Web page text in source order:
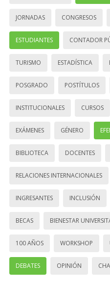
JORNADAS CONGRESOS
ESTUDIANTES CONTADOR
TURISMO ESTADÍSTICA
POSGRADO POSTÍTULOS
INSTITUCIONALES CURSOS
EXÁMENES GÉNERO
BIBLIOTECA DOCENTES
RELACIONES INTERNACIONALES
INGRESANTES INCLUSIÓN
BECAS BIENESTAR
100 AÑOS WORKSHOP
DEBATES OPINIÓN